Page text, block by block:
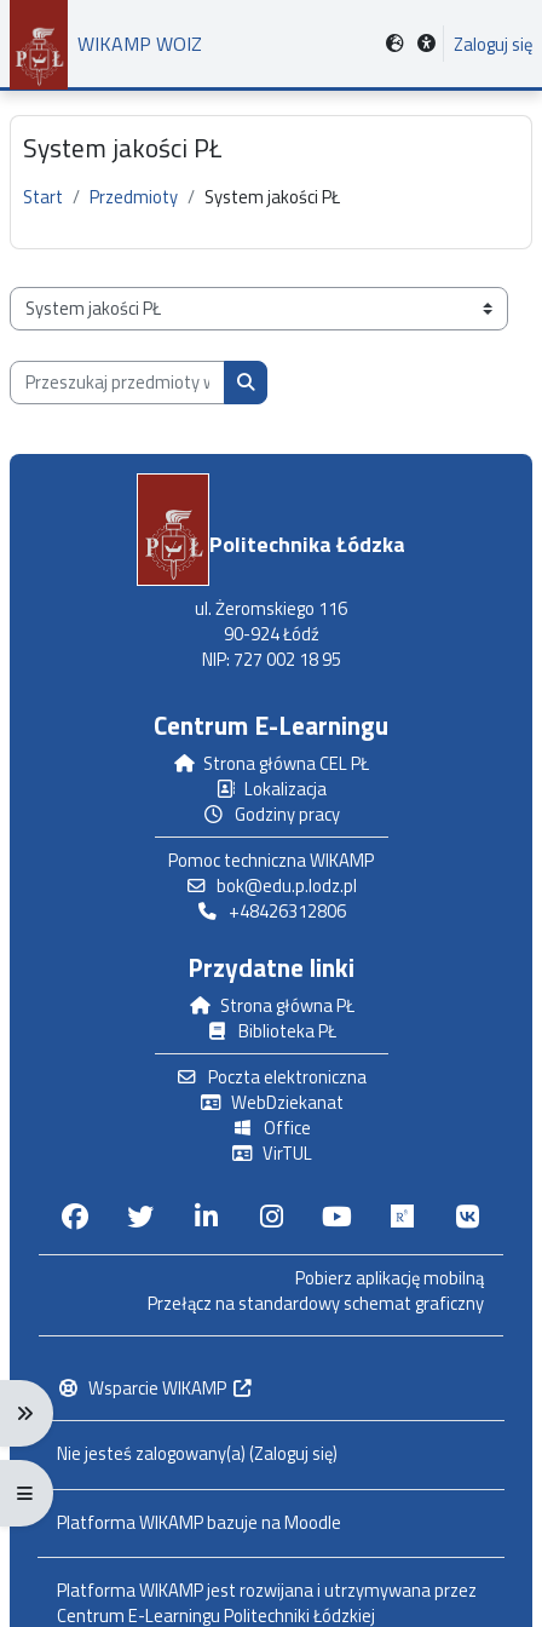
Przejdź do głównej zawartości
WIKAMP WOIZ Zaloguj się
Rozwiń menu nawigacji: Ctrl + Alt + →
Rozwiń menu pełnoekranowe: Ctrl + Alt + f
System jakości PŁ
Start Przedmioty System jakości PŁ
Kategorie przedmiotów
Przeszukaj przedmioty wg nazwy, opisu lub prowadzącego
Przeszukaj przedmioty wg nazwy,
Politechnika Łódzka
ul. Żeromskiego 116
90-924 Łódź
NIP: 727 002 18 95
Centrum E-Learningu
Strona główna CEL PŁ
Lokalizacja
Godziny pracy
Pomoc techniczna WIKAMP
bok@edu.p.lodz.pl
+48426312806
Przydatne linki
Strona główna PŁ
Biblioteka PŁ
Poczta elektroniczna
WebDziekanat
Office
VirTUL
FacebookTwitterLinkedinInstagram
Youtube
Pobierz aplikację mobilną
Przełącz na standardowy schemat graficzny
Wsparcie WIKAMP
Nie jesteś zalogowany(a) (Zaloguj się)
Platforma WIKAMP bazuje naMoodle
Platforma WIKAMP jest rozwijana i utrzymywana przez
Centrum E-Learningu Politechniki Łódzkiej